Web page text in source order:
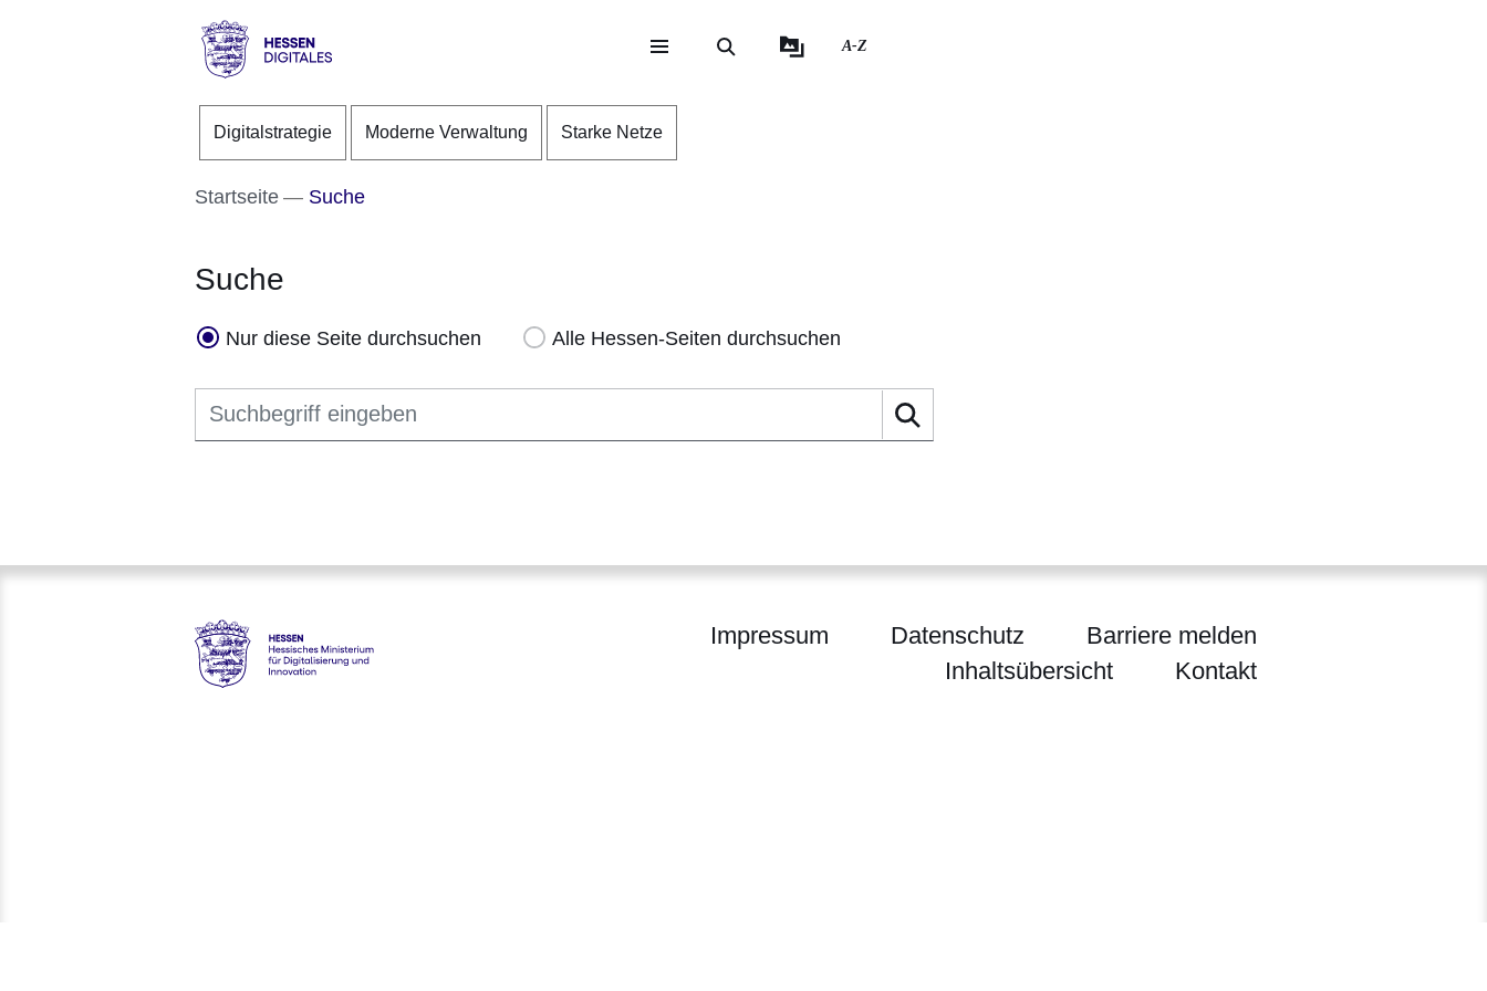
Direkt zum Kopf der Seite
Direkt zum Inhalt
Direkt zum Fuß der Seite
Digitales
A-Z
Digitalstrategie Moderne Verwaltung Starke Netze
Startseite Suche
Suche
Nur diese Seite durchsuchen Alle Hessen-Seiten durchsuchen
Suchbegriff eingeben
Hessen - Hessisches Ministerium für Digitalisierung und Innovation
Impressum Datenschutz
Barriere melden
Inhaltsübersicht
Kontakt